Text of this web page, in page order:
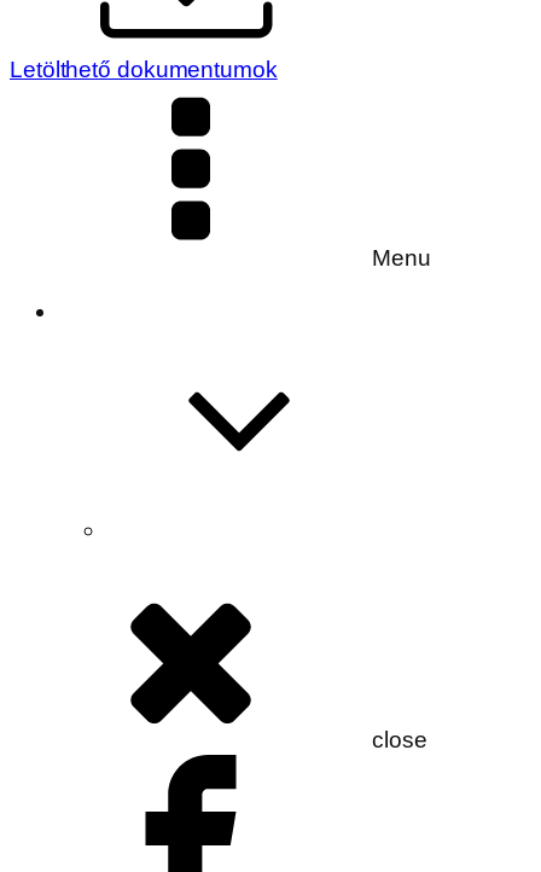
Letölthető dokumentumok
Menu
close